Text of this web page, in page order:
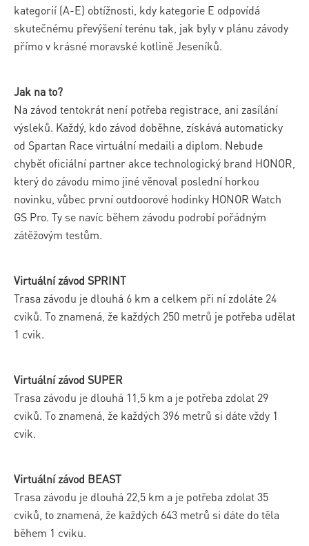
kategorií (A-E) obtížnosti, kdy kategorie E odpovídá
skutečnému převýšení terénu tak, jak byly v plánu závody
přímo v krásné moravské kotlině Jeseníků.
Jak na to?
Na závod tentokrát není potřeba registrace, ani zasílání
výsleků. Každý, kdo závod doběhne, získává automaticky
od Spartan Race virtuální medaili a diplom. Nebude
chybět oficiální partner akce technologický brand HONOR,
který do závodu mimo jiné věnoval poslední horkou
novinku, vůbec první outdoorové hodinky HONOR Watch
GS Pro. Ty se navíc během závodu podrobí pořádným
zátěžovým testům.
Virtuální závod SPRINT
Trasa závodu je dlouhá 6 km a celkem při ní zdoláte 24
cviků. To znamená, že každých 250 metrů je potřeba udělat
1 cvik.
Virtuální závod SUPER
Trasa závodu je dlouhá 11,5 km a je potřeba zdolat 29
cviků. To znamená, že každých 396 metrů si dáte vždy 1
cvik.
Virtuální závod BEAST
Trasa závodu je dlouhá 22,5 km a je potřeba zdolat 35
cviků, to znamená, že každých 643 metrů si dáte do těla
během 1 cviku.